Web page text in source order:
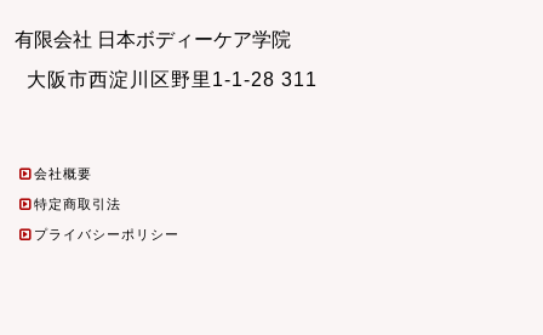
有限会社 日本ボディーケア学院
大阪市西淀川区野里1-1-28 311
会社概要
特定商取引法
プライバシーポリシー